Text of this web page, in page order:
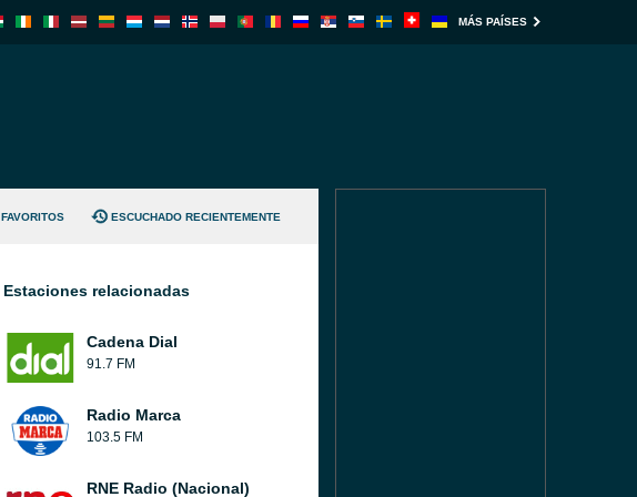
MÁS PAÍSES
FAVORITOS ESCUCHADO RECIENTEMENTE
Estaciones relacionadas
Cadena Dial
91.7 FM
Radio Marca
103.5 FM
RNE Radio (Nacional)